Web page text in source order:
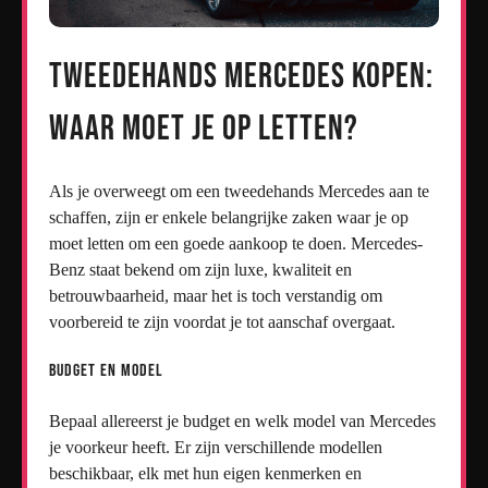
Tweedehands Mercedes kopen:
Waar moet je op letten?
Als je overweegt om een tweedehands Mercedes aan te
schaffen, zijn er enkele belangrijke zaken waar je op
moet letten om een goede aankoop te doen. Mercedes-
Benz staat bekend om zijn luxe, kwaliteit en
betrouwbaarheid, maar het is toch verstandig om
voorbereid te zijn voordat je tot aanschaf overgaat.
Budget en Model
Bepaal allereerst je budget en welk model van Mercedes
je voorkeur heeft. Er zijn verschillende modellen
beschikbaar, elk met hun eigen kenmerken en